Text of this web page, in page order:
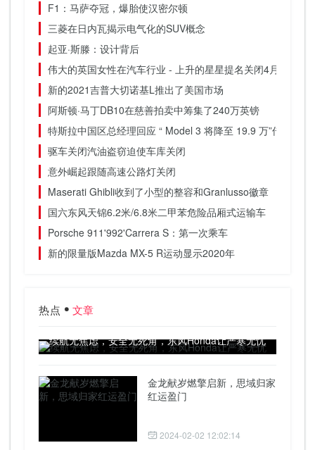
F1：马萨夺冠，爆胎使汉密尔顿
三菱在日内瓦揭示电气化的SUV概念
起亚·斯滕：设计背后
伟大的英国女性在汽车行业 - 上升的星星提名关闭4月3日
新的2021吉普大切诺基L推出了美国市场
阿斯顿·马丁DB10在慈善拍卖中筹集了240万英镑
特斯拉中国区总经理回应 “ Model 3 将降至 19.9 万”传闻系造
驱车关闭汽油盗窃迫使车库关闭
意外崛起跟随高速公路灯关闭
Maserati Ghibli收到了小型的整容和Granlusso徽章
国六东风天锦6.2米/6.8米二甲苯危险品厢式运输车
Porsche 911'992'Carrera S：第一次乘车
新的限量版Mazda MX-5 R运动显示2020年
热点 文章
续航无焦虑，安全无死角，东风Honda让严寒无忧
金龙献岁燃擎启新，思域归家
红运盈门
2024-02-02 12:02:14